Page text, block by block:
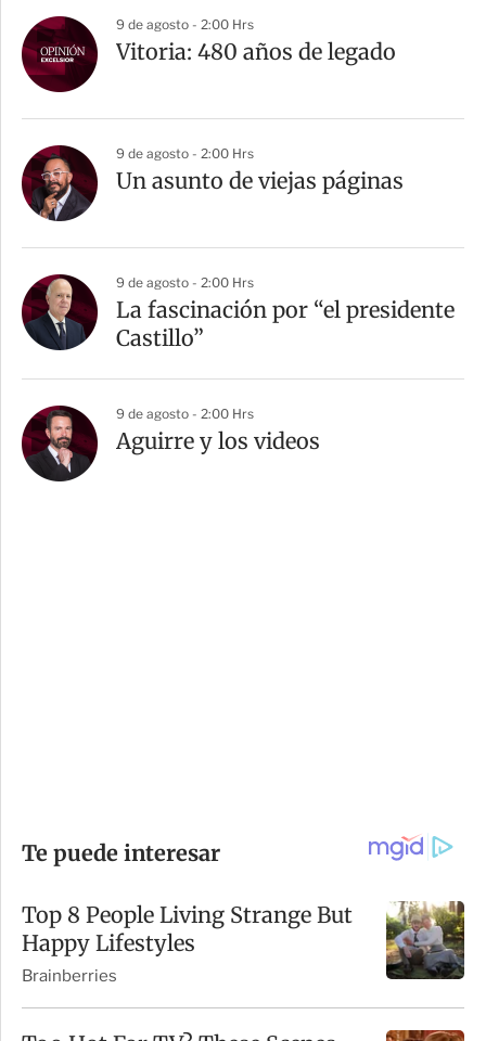
9 de agosto - 2:00 Hrs
Vitoria: 480 años de legado
9 de agosto - 2:00 Hrs
Un asunto de viejas páginas
9 de agosto - 2:00 Hrs
La fascinación por “el presidente
Castillo”
9 de agosto - 2:00 Hrs
Aguirre y los videos